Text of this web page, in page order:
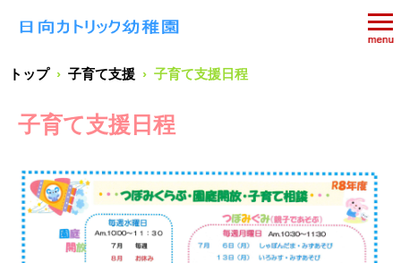
トップ › 子育て支援 › 子育て支援日程
子育て支援日程